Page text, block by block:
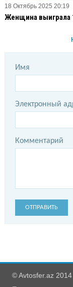
18 Октябрь 2025 20:19
Женщина выиграла
Имя
Электронный
Комментарий
ОТПРАВИТЬ
© Avtosfer.az